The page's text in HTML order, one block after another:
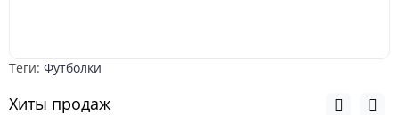
Теги: Футболки
Хиты продаж